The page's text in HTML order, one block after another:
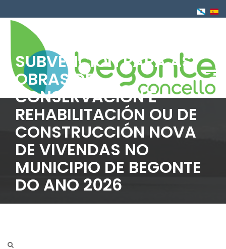
o
SUBVENCIÓN PARA AS
OBRAS DE
CONSERVACIÓN E
REHABILITACIÓN OU DE
CONSTRUCCIÓN NOVA
DE VIVENDAS NO
MUNICIPIO DE BEGONTE
DO ANO 2026